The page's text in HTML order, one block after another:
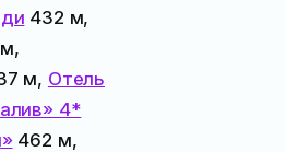
432 м,
м, Отель
4*
462 м,